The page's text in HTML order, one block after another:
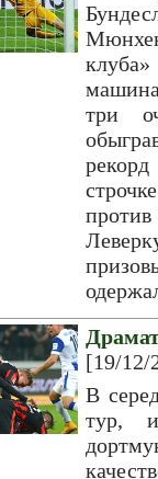
три
[19/12/
В
тур,